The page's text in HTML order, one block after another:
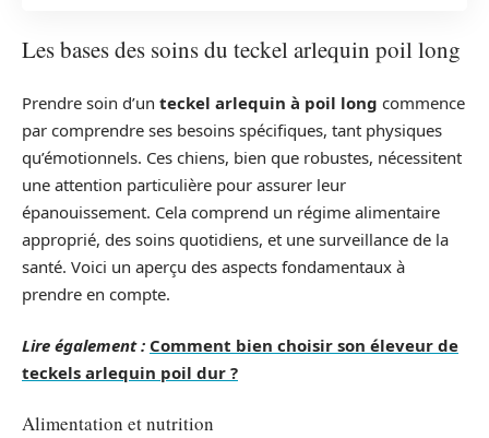
Les bases des soins du teckel arlequin poil long
Prendre soin d’un teckel arlequin à poil long commence
par comprendre ses besoins spécifiques, tant physiques
qu’émotionnels. Ces chiens, bien que robustes, nécessitent
une attention particulière pour assurer leur
épanouissement. Cela comprend un régime alimentaire
approprié, des soins quotidiens, et une surveillance de la
santé. Voici un aperçu des aspects fondamentaux à
prendre en compte.
Lire également : Comment bien choisir son éleveur de
teckels arlequin poil dur ?
Alimentation et nutrition